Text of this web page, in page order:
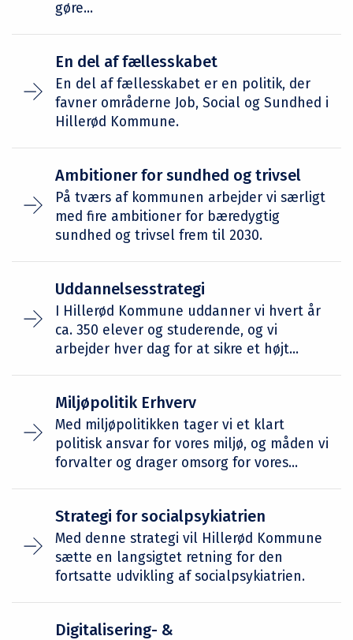
gøre...
En del af fællesskabet
En del af fællesskabet er en politik, der
favner områderne Job, Social og Sundhed i
Hillerød Kommune.
Ambitioner for sundhed og trivsel
På tværs af kommunen arbejder vi særligt
med fire ambitioner for bæredygtig
sundhed og trivsel frem til 2030.
Uddannelsesstrategi
I Hillerød Kommune uddanner vi hvert år
ca. 350 elever og studerende, og vi
arbejder hver dag for at sikre et højt...
Miljøpolitik Erhverv
Med miljøpolitikken tager vi et klart
politisk ansvar for vores miljø, og måden vi
forvalter og drager omsorg for vores...
Strategi for socialpsykiatrien
Med denne strategi vil Hillerød Kommune
sætte en langsigtet retning for den
fortsatte udvikling af socialpsykiatrien.
Digitalisering- &